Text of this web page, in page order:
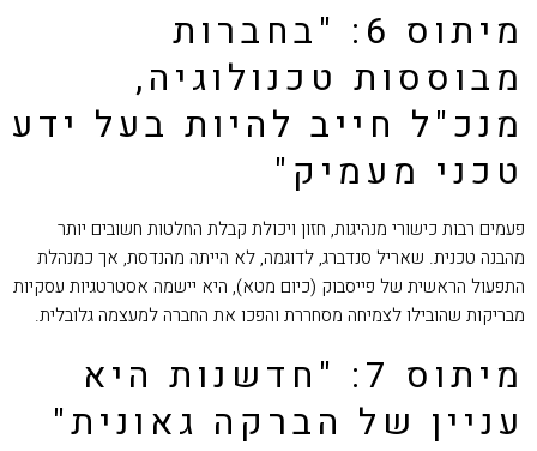
מיתוס 6: "בחברות
מבוססות טכנולוגיה,
מנכ"ל חייב להיות בעל ידע
טכני מעמיק"
פעמים רבות כישורי מנהיגות, חזון ויכולת קבלת החלטות חשובים יותר
מהבנה טכנית. שאריל סנדברג, לדוגמה, לא הייתה מהנדסת, אך כמנהלת
התפעול הראשית של פייסבוק (כיום מטא), היא יישמה אסטרטגיות עסקיות
מבריקות שהובילו לצמיחה מסחררת והפכו את החברה למעצמה גלובלית.
מיתוס 7: "חדשנות היא
עניין של הברקה גאונית"